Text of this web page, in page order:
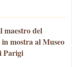
maestro del
mostra al Museo
Parigi